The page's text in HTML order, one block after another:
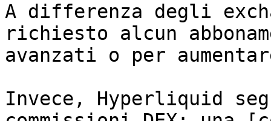
A differenza degli
richiesto alcun
avanzati o per
Invece, Hyperliquid